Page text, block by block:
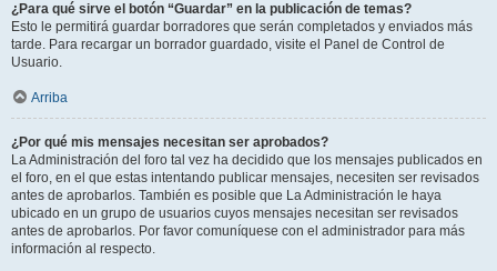
¿Para qué sirve el botón “Guardar” en la publicación de temas?
Esto le permitirá guardar borradores que serán completados y enviados más
tarde. Para recargar un borrador guardado, visite el Panel de Control de
Usuario.
Arriba
¿Por qué mis mensajes necesitan ser aprobados?
La Administración del foro tal vez ha decidido que los mensajes publicados en
el foro, en el que estas intentando publicar mensajes, necesiten ser revisados
antes de aprobarlos. También es posible que La Administración le haya
ubicado en un grupo de usuarios cuyos mensajes necesitan ser revisados
antes de aprobarlos. Por favor comuníquese con el administrador para más
información al respecto.